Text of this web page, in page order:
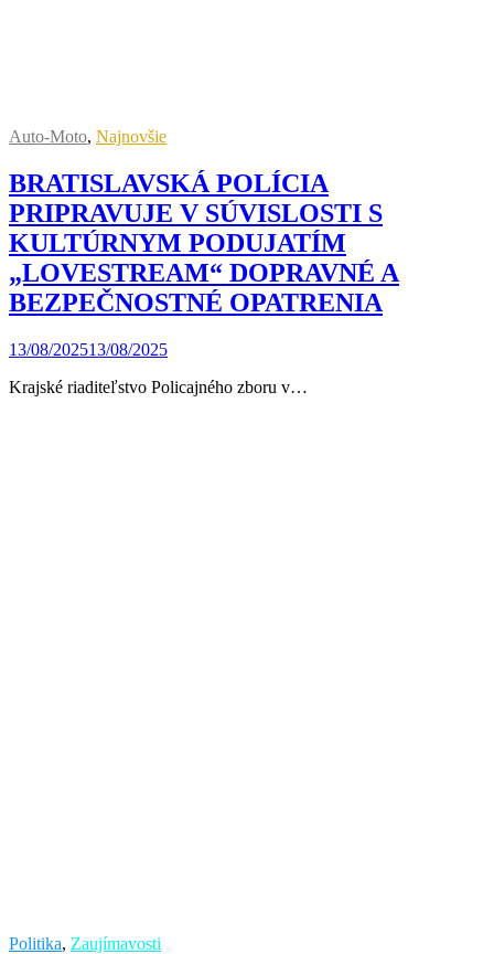
Auto-Moto, Najnovšie
BRATISLAVSKÁ POLÍCIA
PRIPRAVUJE V SÚVISLOSTI S
KULTÚRNYM PODUJATÍM
„LOVESTREAM“ DOPRAVNÉ A
BEZPEČNOSTNÉ OPATRENIA
13/08/202513/08/2025
Krajské riaditeľstvo Policajného zboru v…
Politika, Zaujímavosti